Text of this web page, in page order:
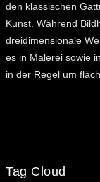
den klassischen
Kunst. Während
dreidimensionale
es in Malerei sowie
in der Regel um
Tag Cloud